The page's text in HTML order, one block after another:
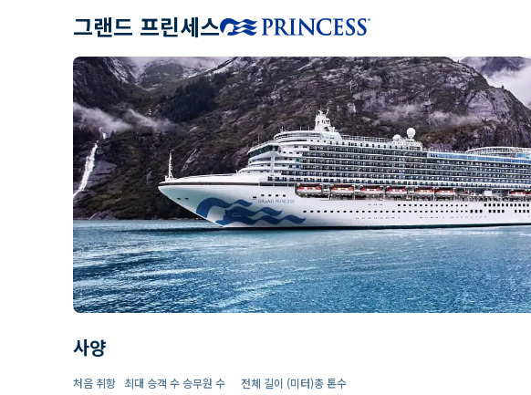
그랜드 프린세스
사양
처음 취항 최대 승객 수 승무원 수 전체 길이 (미터)총 톤수